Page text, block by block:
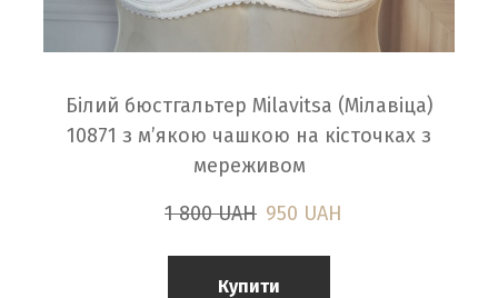
Білий бюстгальтер Milavitsa (Мілавіца)
10871 з м’якою чашкою на кісточках з
мереживом
1 800 UAH 950 UAH
Купити